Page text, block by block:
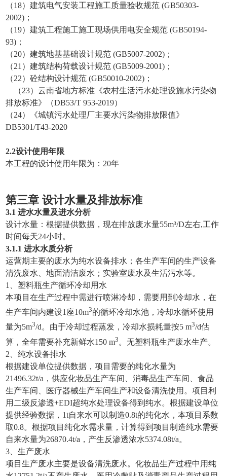
（18）建筑电气安装工程施工质量验收规范 (GB50303-
2002)；
（19）建筑工程施工施工现场供用电安全规范 (GB50194-
93)；
（20）建筑地基基础设计规范 (GB5007-2002)；
（21）建筑结构荷载设计规范 (GB5009-2001)；
（22）砼结构设计规范 (GB50010-2002)；
（23）云南省地方标准《农村生活污水处理设施水污染物
排放标准》（DB53/T 953-2019）
（24）《城镇污水处理厂主要水污染物排放限值》
DB5301/T43-2020
2.2设计使用年限
本工程的设计使用年限为：20年
第三章设计水量及排放标准
3.1进水水量及进水分析
设计水量：根据提供数据，现在排放废水量55m³/D左右,工作
时间每天24小时。
3.1.1 进水水质分析
运营期主要的废水为纯水设备排水；各生产车间的生产设备
清洗废水、地面清洁废水；实验室废水及生活污水等。
1、塑料瓶生产循环冷却用水
本项目在生产过程中需进行喷淋冷却，需要用到冷却水，在
生产车间内建设1座10m3的循环冷却水池，冷却水循环使用
量为5m3/d。由于冷却过程蒸发，冷却水损耗量按5 m3/d估
算，全年需要补充新鲜水150 m3 。无塑料瓶生产废水生产。
2、纯水设备排水
根据建设单位提供数据，项目需要的纯化水量为
21496.32t/a，供应化妆品生产车间、消毒品生产车间、食品
生产车间、医疗器械生产车间生产和设备清洗使用。项目利
用二级反渗透+EDI超纯水处理设备得到纯水。根据建设单位
提供经验数据，1t自来水可以制造0.8t的纯化水，本项目系数
取0.8。根据项目纯化水需求量，计算得到项目制造纯水需要
自来水量为26870.4t/a，产生反渗透浓水5374.08t/a。
3、生产废水
项目生产废水主要是设备清洗废水。化妆品生产过程中用纯